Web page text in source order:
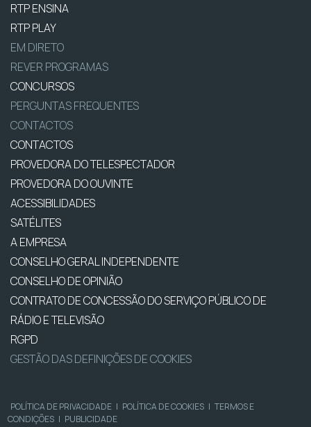
RTP ENSINA
RTP PLAY
EM DIRETO
REVER PROGRAMAS
CONCURSOS
PERGUNTAS FREQUENTES
CONTACTOS
CONTACTOS
PROVEDORA DO TELESPECTADOR
PROVEDORA DO OUVINTE
ACESSIBILIDADES
SATÉLITES
A EMPRESA
CONSELHO GERAL INDEPENDENTE
CONSELHO DE OPINIÃO
CONTRATO DE CONCESSÃO DO SERVIÇO PÚBLICO DE
RÁDIO E TELEVISÃO
RGPD
GESTÃO DAS DEFINIÇÕES DE COOKIES
POLÍTICA DE PRIVACIDADE | POLÍTICA DE COOKIES | TERMOS E
CONDIÇÕES | PUBLICIDADE